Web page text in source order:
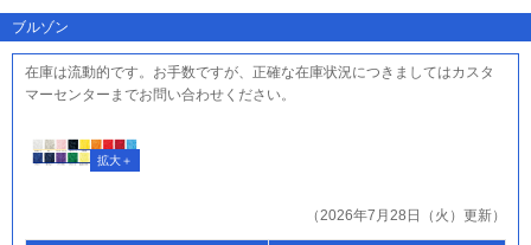
ブルゾン
在庫は流動的です。お手数ですが、正確な在庫状況につきましてはカスタ
マーセンターまでお問い合わせください。
（2026年7月28日（火）更新）